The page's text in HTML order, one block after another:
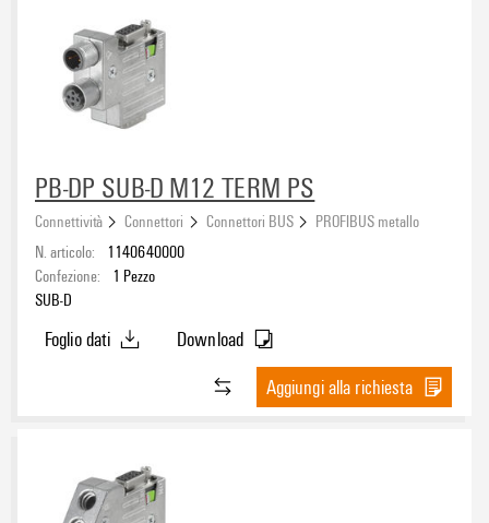
PB-DP SUB-D M12 TERM PS
Connettività Connettori Connettori BUS
PROFIBUS metallo
N. articolo:
1140640000
Confezione:
1 Pezzo
SUB-D
Foglio dati
Download
Aggiungi alla richiesta